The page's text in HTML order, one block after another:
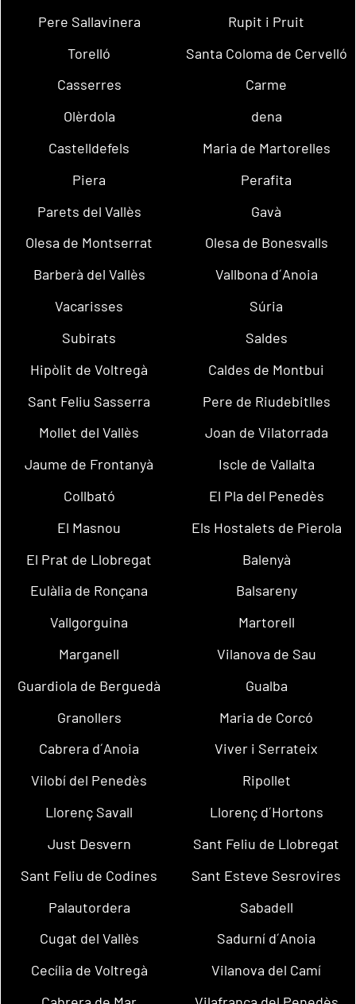
Pere Sallavinera
Rupit i Pruit
Torelló
Santa Coloma de Cervelló
Casserres
Carme
Olèrdola
dena
Castelldefels
Maria de Martorelles
Piera
Perafita
Parets del Vallès
Gavà
Olesa de Montserrat
Olesa de Bonesvalls
Barberà del Vallès
Vallbona d´Anoia
Vacarisses
Súria
Subirats
Saldes
Hipòlit de Voltregà
Caldes de Montbui
Sant Feliu Sasserra
Pere de Riudebitlles
Mollet del Vallès
Joan de Vilatorrada
Jaume de Frontanyà
Iscle de Vallalta
Collbató
El Pla del Penedès
El Masnou
Els Hostalets de Pierola
El Prat de Llobregat
Balenyà
Eulàlia de Ronçana
Balsareny
Vallgorguina
Martorell
Marganell
Vilanova de Sau
Guardiola de Berguedà
Gualba
Granollers
Maria de Corcó
Cabrera d´Anoia
Viver i Serrateix
Vilobí del Penedès
Ripollet
Llorenç Savall
Llorenç d´Hortons
Just Desvern
Sant Feliu de Llobregat
Sant Feliu de Codines
Sant Esteve Sesrovires
Palautordera
Sabadell
Cugat del Vallès
Sadurní d´Anoia
Cecília de Voltregà
Vilanova del Camí